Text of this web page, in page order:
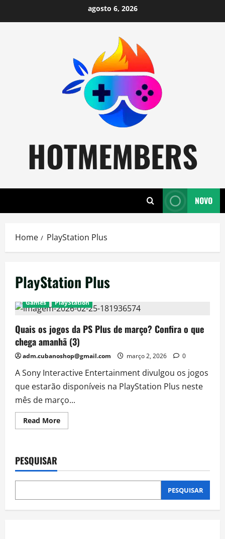
to
agosto 6, 2026
HOTMEMBERS
NOVO
Home PlayStation Plus
PlayStation Plus
Games PlayStation
Quais os jogos da PS Plus de março? Confira o que
chega amanhã (3)
adm.cubanoshop@gmail.com março 2, 2026 0
A Sony Interactive Entertainment divulgou os jogos
que estarão disponíveis na PlayStation Plus neste
mês de março...
Read MoreRead
more
PS
de
Confira
que
PESQUISAR
PESQUISAR